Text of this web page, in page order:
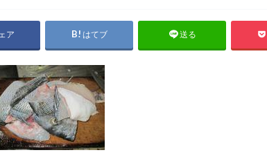
ア はてブ 送る